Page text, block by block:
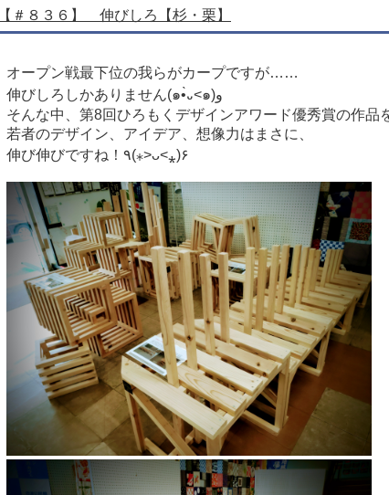
【＃８３６】 伸びしろ【杉・栗】
オープン戦最下位の我らがカープですが……
伸びしろしかありません(๑•̀᎑<๑)و
そんな中、第8回ひろもくデザインアワード優秀賞の作品
若者のデザイン、アイデア、想像力はまさに、
伸び伸びですね！٩(⁎˃ᴗ˂⁎)۶